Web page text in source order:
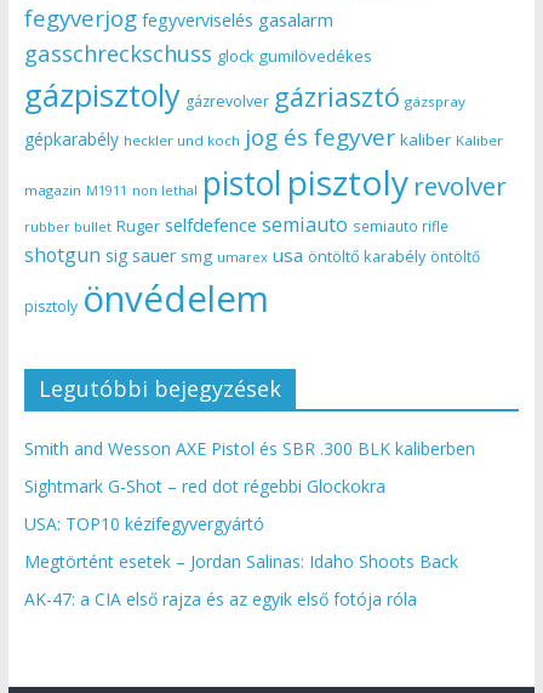
fegyverjog fegyverviselés gasalarm
gasschreckschuss glock gumilövedékes
gázpisztoly gázrevolver gázriasztó gázspray
gépkarabély heckler und koch jog és fegyver kaliber Kaliber
magazin M1911 non lethal pistol pisztoly revolver
rubber bullet Ruger selfdefence semiauto semiauto rifle
shotgun sig sauer smg umarex usa öntöltő karabély öntöltő
pisztoly önvédelem
Legutóbbi bejegyzések
Smith and Wesson AXE Pistol és SBR .300 BLK kaliberben
Sightmark G-Shot – red dot régebbi Glockokra
USA: TOP10 kézifegyvergyártó
Megtörtént esetek – Jordan Salinas: Idaho Shoots Back
AK-47: a CIA első rajza és az egyik első fotója róla